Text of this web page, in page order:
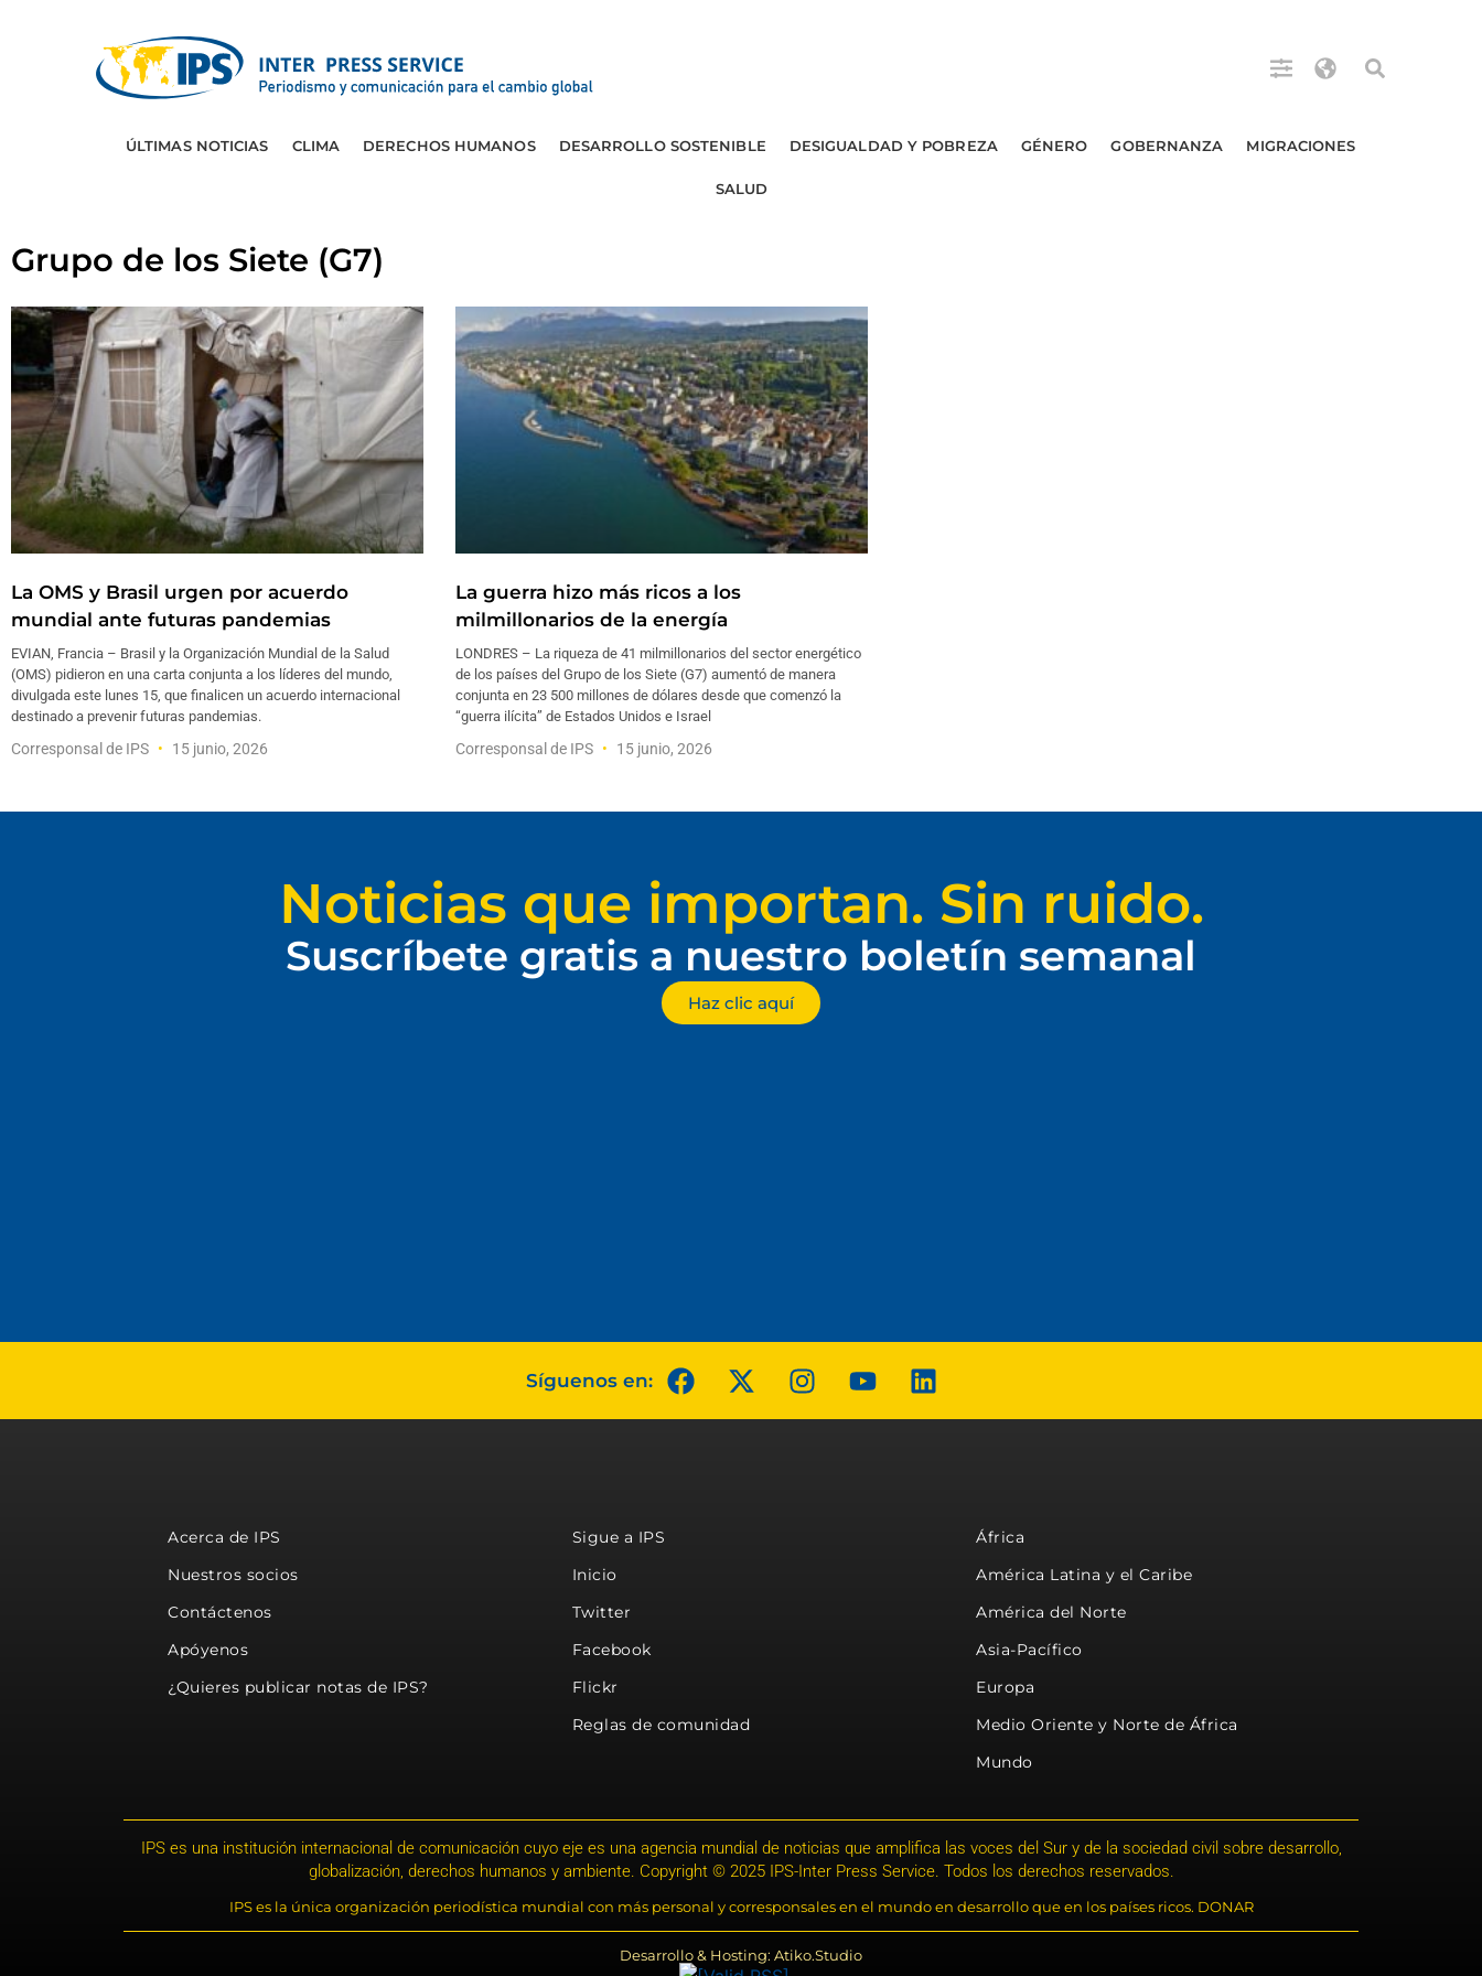
ÚLTIMAS NOTICIAS CLIMA DERECHOS HUMANOS DESARROLLO SOSTENIBLE DESIGUALDAD Y POBREZA GÉNERO GOBERNANZA MIGRACIONES
SALUD
Grupo de los Siete (G7)
La OMS y Brasil urgen por acuerdo
mundial ante futuras pandemias
EVIAN, Francia – Brasil y la Organización Mundial de la Salud
(OMS) pidieron en una carta conjunta a los líderes del mundo,
divulgada este lunes 15, que finalicen un acuerdo internacional
destinado a prevenir futuras pandemias.
Corresponsal de IPS 15 junio, 2026
La guerra hizo más ricos a los
milmillonarios de la energía
LONDRES – La riqueza de 41 milmillonarios del sector energético
de los países del Grupo de los Siete (G7) aumentó de manera
conjunta en 23 500 millones de dólares desde que comenzó la
“guerra ilícita” de Estados Unidos e Israel
Corresponsal de IPS 15 junio, 2026
Noticias que importan. Sin ruido.
Suscríbete gratis a nuestro boletín semanal
Haz clic aquí
Síguenos en:
Acerca de IPS
Nuestros socios
Contáctenos
Apóyenos
¿Quieres publicar notas de IPS?
Sigue a IPS
Inicio
Twitter
Facebook
Flickr
Reglas de comunidad
África
América Latina y el Caribe
América del Norte
Asia-Pacífico
Europa
Medio Oriente y Norte de África
Mundo
IPS es una institución internacional de comunicación cuyo eje es una agencia mundial de noticias que amplifica las voces del Sur y de la sociedad civil sobre desarrollo,
globalización, derechos humanos y ambiente. Copyright © 2025 IPS-Inter Press Service. Todos los derechos reservados.
IPS es la única organización periodística mundial con más personal y corresponsales en el mundo en desarrollo que en los países ricos. DONAR
Desarrollo & Hosting: Atiko.Studio